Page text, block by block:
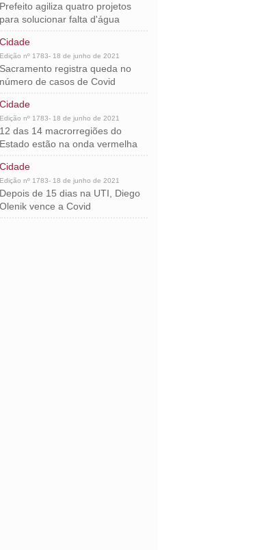
Prefeito agiliza quatro projetos
para solucionar falta d'água
Cidade
Edição nº 1783- 18 de junho de 2021
Sacramento registra queda no
número de casos de Covid
Cidade
Edição nº 1783- 18 de junho de 2021
12 das 14 macrorregiões do
Estado estão na onda vermelha
Cidade
Edição nº 1783- 18 de junho de 2021
Depois de 15 dias na UTI, Diego
Olenik vence a Covid